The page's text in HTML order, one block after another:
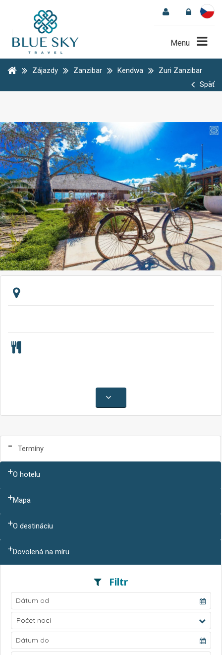
Menu
Zájazdy Zanzibar Kendwa
Zuri Zanzibar
Späť
Termíny
O hotelu
Mapa
O destináciu
Dovolená na míru
Filtr
Počet nocí